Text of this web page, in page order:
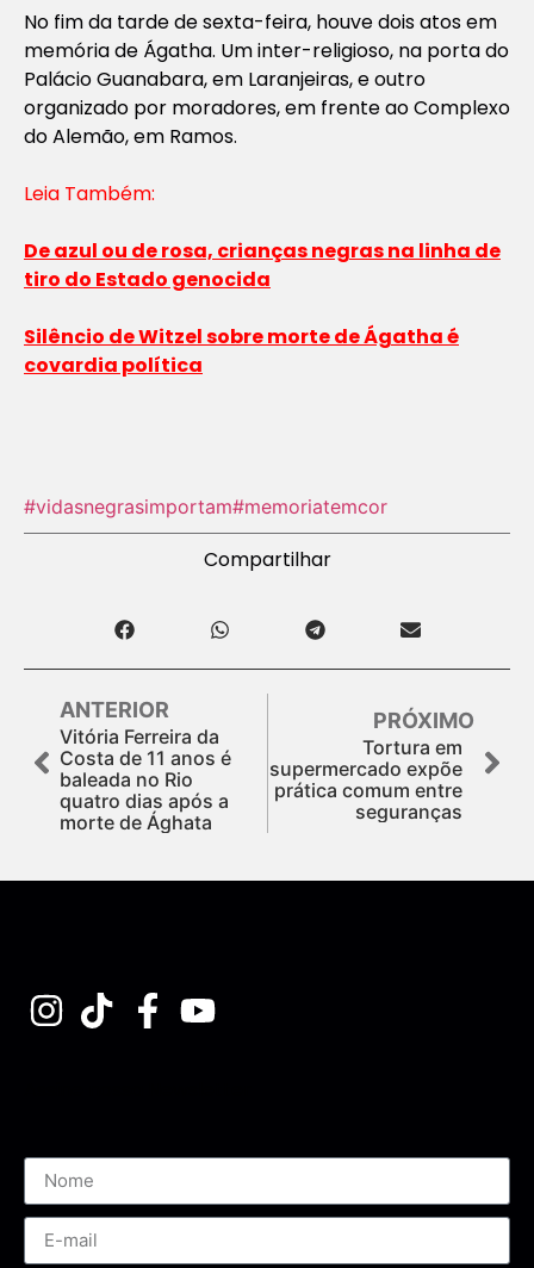
No fim da tarde de sexta-feira, houve dois atos em
memória de Ágatha. Um inter-religioso, na porta do
Palácio Guanabara, em Laranjeiras, e outro
organizado por moradores, em frente ao Complexo
do Alemão, em Ramos.
Leia Também:
De azul ou de rosa, crianças negras na linha de
tiro do Estado genocida
Silêncio de Witzel sobre morte de Ágatha é
covardia política
#vidasnegrasimportam#memoriatemcor
Compartilhar
ANTERIOR
Vitória Ferreira da
Costa de 11 anos é
baleada no Rio
quatro dias após a
morte de Ághata
PRÓXIMO
Tortura em
supermercado expõe
prática comum entre
seguranças